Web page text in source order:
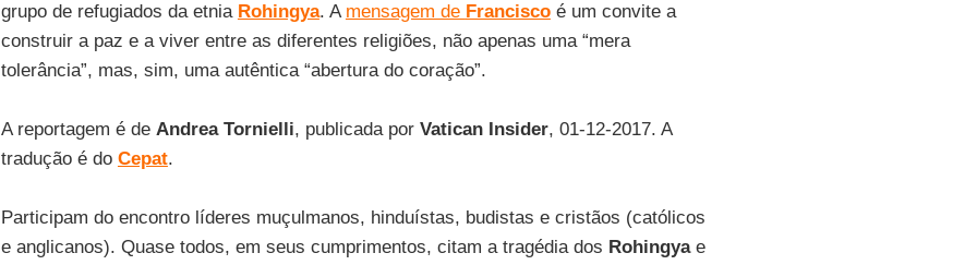
grupo de refugiados da etnia Rohingya. A mensagem de Franciscoé um convite a
construir a paz e a viver entre as diferentes religiões, não apenas uma “mera
tolerância”, mas, sim, uma autêntica “abertura do coração”.
A reportagem é de Andrea Tornielli, publicada por Vatican Insider, 01-12-2017. A
tradução é do Cepat.
Participam do encontro líderes muçulmanos, hinduístas, budistas e cristãos (católicos
e anglicanos). Quase todos, em seus cumprimentos, citam a tragédia dos Rohingyae